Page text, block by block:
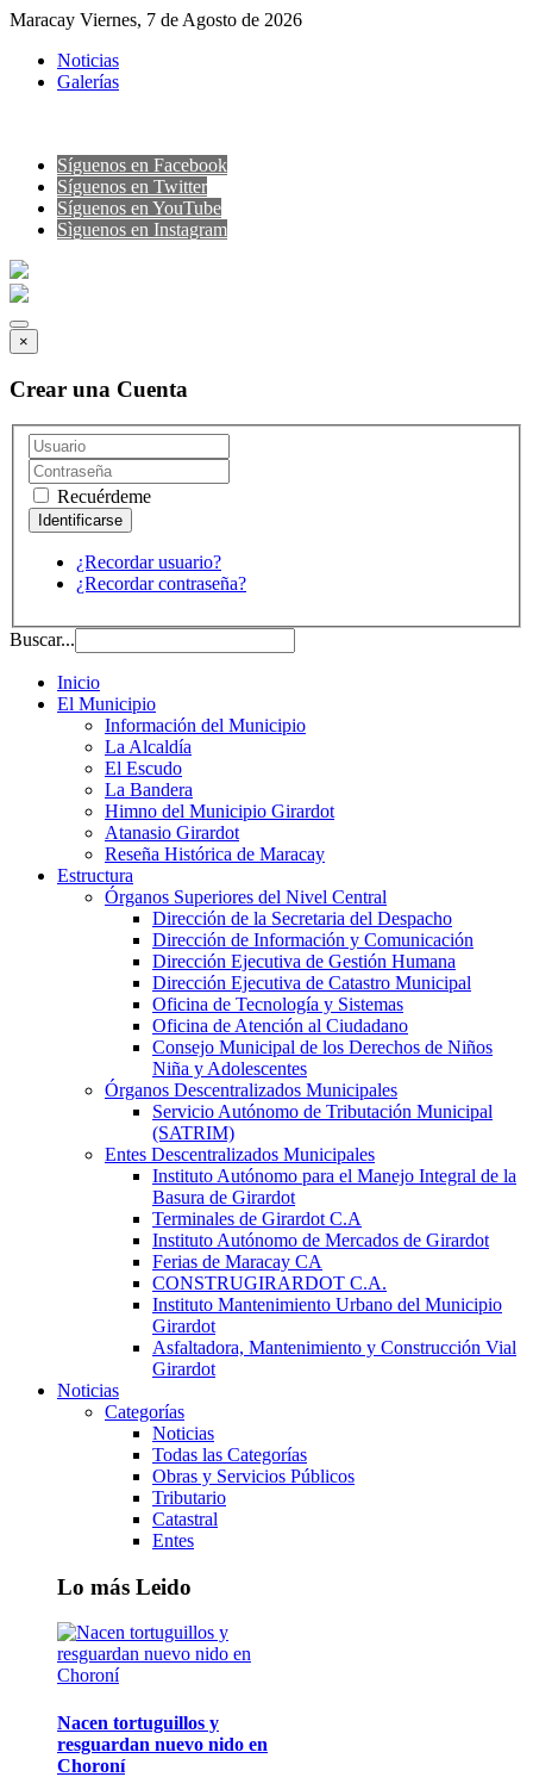
Maracay Viernes, 7 de Agosto de 2026
Noticias
Galerías
Síguenos en Facebook
Síguenos en Twitter
Síguenos en YouTube
Sìguenos en Instagram
×
Crear una Cuenta
Recuérdeme
¿Recordar usuario?
¿Recordar contraseña?
Buscar...
Inicio
El Municipio
Información del Municipio
La Alcaldía
El Escudo
La Bandera
Himno del Municipio Girardot
Atanasio Girardot
Reseña Histórica de Maracay
Estructura
Órganos Superiores del Nivel Central
Dirección de la Secretaria del Despacho
Dirección de Información y Comunicación
Dirección Ejecutiva de Gestión Humana
Dirección Ejecutiva de Catastro Municipal
Oficina de Tecnología y Sistemas
Oficina de Atención al Ciudadano
Consejo Municipal de los Derechos de Niños
Niña y Adolescentes
Órganos Descentralizados Municipales
Servicio Autónomo de Tributación Municipal
(SATRIM)
Entes Descentralizados Municipales
Instituto Autónomo para el Manejo Integral de la
Basura de Girardot
Terminales de Girardot C.A
Instituto Autónomo de Mercados de Girardot
Ferias de Maracay CA
CONSTRUGIRARDOT C.A.
Instituto Mantenimiento Urbano del Municipio
Girardot
Asfaltadora, Mantenimiento y Construcción Vial
Girardot
Noticias
Categorías
Noticias
Todas las Categorías
Obras y Servicios Públicos
Tributario
Catastral
Entes
Lo más Leido
Nacen tortuguillos y
resguardan nuevo nido en
Choroní